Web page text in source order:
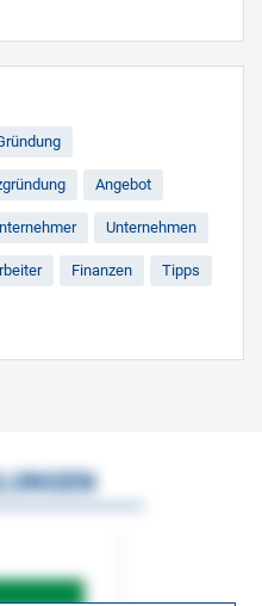
Angebot
Unternehmen
Finanzen Tipps